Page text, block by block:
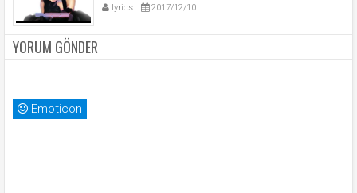
lyrics 2017/12/10
YORUM GÖNDER
Emoticon